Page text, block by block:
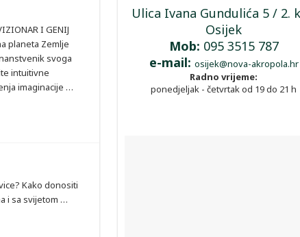
I GENIJ
planeta Zemlje
svoga
intuitivne
imaginacije …
Kako donositi
i sa svijetom …
Ulica Ivana Gundulića 5 / 2.
Osijek
Mob: 095 3515 787
e-mail: osijek@nova-akropola.hr
Radno vrijeme:
ponedjeljak - četvrtak od 19 do 21 h